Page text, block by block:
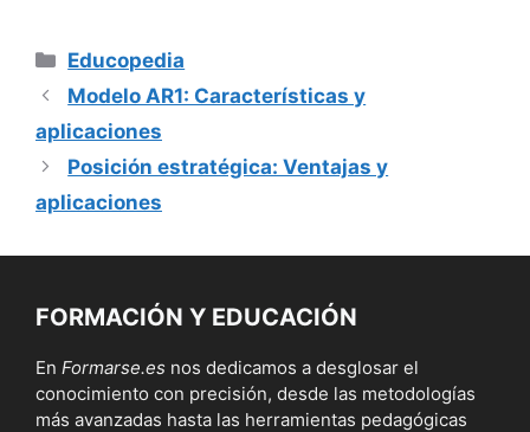
Categorías
Educopedia
Modelo AR1: Características y
aplicaciones
Posición estratégica: Ventajas y
aplicaciones
FORMACIÓN Y EDUCACIÓN
En Formarse.es nos dedicamos a desglosar el
conocimiento con precisión, desde las metodologías
más avanzadas hasta las herramientas pedagógicas